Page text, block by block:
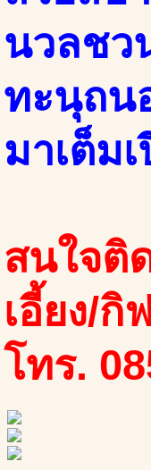
นวลชว
ทะนุถน
มาเต็ม
สนใจติ
เอี้ยง/
โทร.